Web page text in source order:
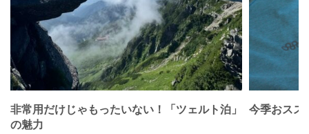
非常用だけじゃもったいない！「ツェルト泊」
の魅力
今季おスス